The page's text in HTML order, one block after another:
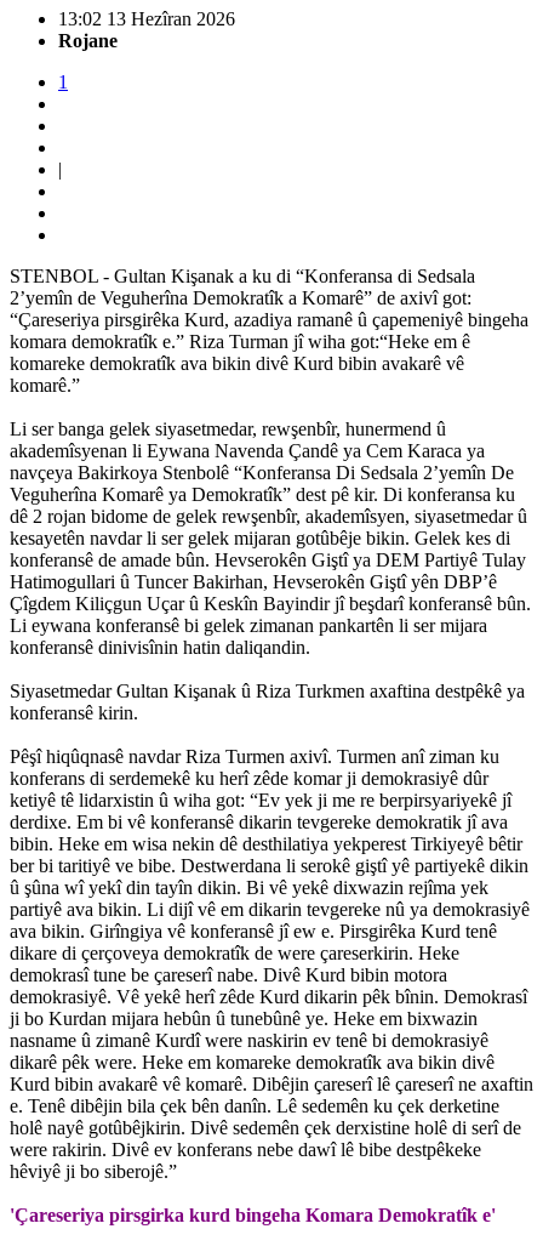
13:02 13 Hezîran 2026
Rojane
1
|
STENBOL - Gultan Kişanak a ku di “Konferansa di Sedsala
2’yemîn de Veguherîna Demokratîk a Komarê” de axivî got:
“Çareseriya pirsgirêka Kurd, azadiya ramanê û çapemeniyê bingeha
komara demokratîk e.” Riza Turman jî wiha got:“Heke em ê
komareke demokratîk ava bikin divê Kurd bibin avakarê vê
komarê.”
Li ser banga gelek siyasetmedar, rewşenbîr, hunermend û
akademîsyenan li Eywana Navenda Çandê ya Cem Karaca ya
navçeya Bakirkoya Stenbolê “Konferansa Di Sedsala 2’yemîn De
Veguherîna Komarê ya Demokratîk” dest pê kir. Di konferansa ku
dê 2 rojan bidome de gelek rewşenbîr, akademîsyen, siyasetmedar û
kesayetên navdar li ser gelek mijaran gotûbêje bikin. Gelek kes di
konferansê de amade bûn. Hevserokên Giştî ya DEM Partiyê Tulay
Hatimogullari û Tuncer Bakirhan, Hevserokên Giştî yên DBP’ê
Çîgdem Kiliçgun Uçar û Keskîn Bayindir jî beşdarî konferansê bûn.
Li eywana konferansê bi gelek zimanan pankartên li ser mijara
konferansê dinivisînin hatin daliqandin.
Siyasetmedar Gultan Kişanak û Riza Turkmen axaftina destpêkê ya
konferansê kirin.
Pêşî hiqûqnasê navdar Riza Turmen axivî. Turmen anî ziman ku
konferans di serdemekê ku herî zêde komar ji demokrasiyê dûr
ketiyê tê lidarxistin û wiha got: “Ev yek ji me re berpirsyariyekê jî
derdixe. Em bi vê konferansê dikarin tevgereke demokratik jî ava
bibin. Heke em wisa nekin dê desthilatiya yekperest Tirkiyeyê bêtir
ber bi taritiyê ve bibe. Destwerdana li serokê giştî yê partiyekê dikin
û şûna wî yekî din tayîn dikin. Bi vê yekê dixwazin rejîma yek
partiyê ava bikin. Li dijî vê em dikarin tevgereke nû ya demokrasiyê
ava bikin. Girîngiya vê konferansê jî ew e. Pirsgirêka Kurd tenê
dikare di çerçoveya demokratîk de were çareserkirin. Heke
demokrasî tune be çareserî nabe. Divê Kurd bibin motora
demokrasiyê. Vê yekê herî zêde Kurd dikarin pêk bînin. Demokrasî
ji bo Kurdan mijara hebûn û tunebûnê ye. Heke em bixwazin
nasname û zimanê Kurdî were naskirin ev tenê bi demokrasiyê
dikarê pêk were. Heke em komareke demokratîk ava bikin divê
Kurd bibin avakarê vê komarê. Dibêjin çareserî lê çareserî ne axaftin
e. Tenê dibêjin bila çek bên danîn. Lê sedemên ku çek derketine
holê nayê gotûbêjkirin. Divê sedemên çek derxistine holê di serî de
were rakirin. Divê ev konferans nebe dawî lê bibe destpêkeke
hêviyê ji bo siberojê.”
'Çareseriya pirsgirka kurd bingeha Komara Demokratîk e'